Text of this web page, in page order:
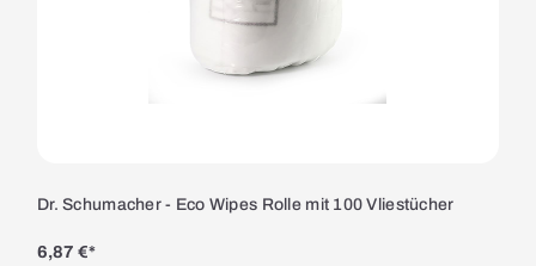
Dr. Schumacher - Eco Wipes Rolle mit 100 Vliestücher
6,87 €*